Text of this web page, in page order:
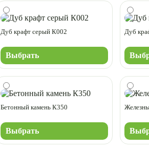
Дуб крафт серый К002
Выбрать
Дуб
Бетонный камень К350
Выбрать